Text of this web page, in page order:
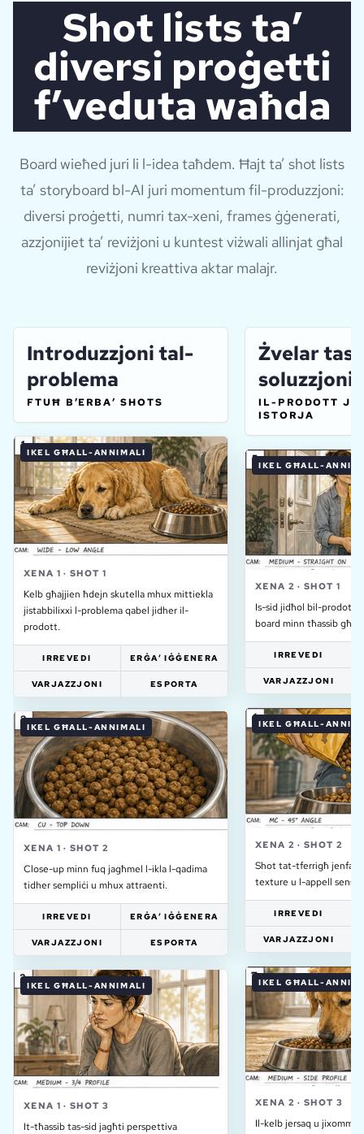
Shot lists ta’
diversi proġetti
f’veduta waħda
Board wieħed juri li l-idea taħdem. Ħajt ta’ shot lists
ta’ storyboard bl-AI juri momentum fil-produzzjoni:
diversi proġetti, numri tax-xeni, frames ġġenerati,
azzjonijiet ta’ reviżjoni u kuntest viżwali allinjat għal
reviżjoni kreattiva aktar malajr.
Introduzzjoni tal-
problema
FTUĦ B’ERBA’ SHOTS
IKEL GĦALL-ANNIMALI
XENA 1 · SHOT 1
Kelb għajjien ħdejn skutella mhux mittiekla
jistabbilixxi l-problema qabel jidher il-
prodott.
IRREVEDI ERĠA’ IĠĠENERA
VARJAZZJONI ESPORTA
IKEL GĦALL-ANNIMALI
XENA 1 · SHOT 2
Close-up minn fuq jagħmel l-ikla l-qadima
tidher sempliċi u mhux attraenti.
IRREVEDI ERĠA’ IĠĠENERA
VARJAZZJONI ESPORTA
IKEL GĦALL-ANNIMALI
XENA 1 · SHOT 3
It-tħassib tas-sid jagħti perspettiva
Żvelar tas-
soluzzjoni
IL-PRODOTT
ISTORJA
IKEL GĦALL-
XENA 2 · SHOT 1
Is-sid jidħol bil-prodott
board minn tħassib għal
IRREVEDI
VARJAZZJONI
IKEL GĦALL-
XENA 2 · SHOT 2
Shot tat-tferrigħ
texture u l-appell
IRREVEDI
VARJAZZJONI
IKEL GĦALL-
XENA 2 · SHOT 3
Il-kelb jersaq u jixomm,